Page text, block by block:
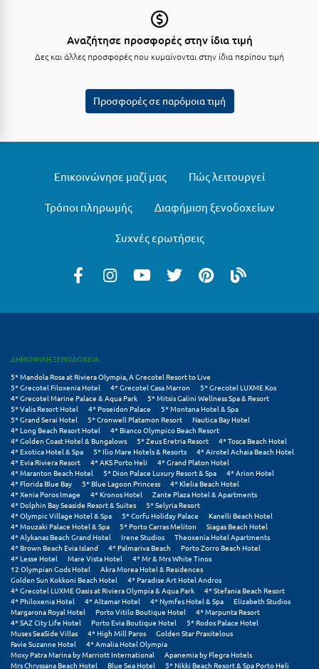
Μονεμβασιά
Μουζάκι
Μύκονος
Μυτιλήνη
Ν
Νάξος
Νάουσα
Ναυπακτία
Ναύπλιο
Νέα Μάκρη
Νέα Στύρα Εύβοιας
Νέοι Πόροι Πιερίας
Ξ
Ξυλόκαστρο
Αναζήτησε προσφορές στην ίδια τιμή
Δες και άλλες προσφορές που κυμαίνονται στην ίδια περίπου τιμή
Προσφορές σε παρόμοια τιμή
Επικοινώνησε μαζί μας Πώς λειτουργεί
Τρόποι πληρωμής Διαφήμιση ξενοδοχείων
Συχνές ερωτήσεις
ΔΗΜΟΦΙΛΗ ΞΕΝΟΔΟΧΕΙΑ
5* Mandola Rosa at Riviera Olympia, A Grecotel Resort to Live
5* Grecotel Filoxenia Hotel
4* Grecotel Casa Marron
5* Grecotel LUXME Kos
4* Grecotel Marine Palace & Aqua Park
5* Mitsis Galini Wellness Spa & Resort
5* Valis Resort Hotel
4* Poseidon Palace
5* Montana Hotel & Spa
5* Grand Serai Hotel
5* Cronwell Platamon Resort
Nautica Bay Hotel
4* Long Beach Resort Hotel
4* Bianco Olympico Beach Resort
4* Golden Coast Hotel & Bungalows
5* Zeus Eretria Resort
4* Tosca Beach Hotel
4* Exotica Hotel & Spa
5* Ilio Mare Hotels & Resorts
4* Airotel Achaia Beach Hotel
4* Evia Riviera Resort
4* AKS Porto Heli
4* Grand Platon Hotel
4* Maranton Beach Hotel
5* Dion Palace Luxury Resort & Spa
4* Arion Hotel
4* Florida Blue Bay
5* Blue Lagoon Princess
4* Klelia Beach Hotel
4* Xenia Poros Image
4* Kronos Hotel
Zante Plaza Hotel & Apartments
4* Dolphin Bay Seaside Resort & Suites
5* Selyria Resort
4* Olympic Village Hotel & Spa
5* Corfu Holiday Palace
Kanelli Beach Hotel
4* Mouzaki Palace Hotel & Spa
5* Porto Carras Meliton
Siagas Beach Hotel
4* Alykanas Beach Grand Hotel
Irene Studios
Theoxenia Hotel Apartments
4* Brown Beach Evia Island
4* Palmariva Beach
Porto Zorro Beach Hotel
4* Lesse Hotel
Mare Vista Hotel
4* Mr & Mrs White Tinos
12 Olympian Gods Hotel
Akra Morea Hotel & Residences
Golden Sun Kokkoni Beach Hotel
4* Paradise Art Hotel Andros
4* Grecotel LUXME Oasis at Riviera Olympia & Aqua Park
4* Stefania Beach Resort
4* Philoxenia Hotel
4* Altamar Hotel 4* Nymfes Hotel & Spa
Elizabeth Studios
Margarona Royal Hotel
Porto Vitilo Boutique Hotel
4* Marpunta Resort
4* SAZ City Life Hotel
Porto Evia Boutique Hotel
5* Rodos Palace Hotel
Muses SeaSide Villas
4* High Mill Paros
Golden Star Praxitelous
Favie Suzanne Hotel
4* Amalia Hotel Olympia
Moxy Patra Marina by Marriott International
Apanemia by Flegra Hotels
Mrs Chryssana Beach Hotel
Blue Sea Hotel
5* Nikki Beach Resort & Spa Porto Heli